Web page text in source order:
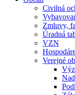
Civilná
Zmluvy,
Úradná
VZN
Verejné